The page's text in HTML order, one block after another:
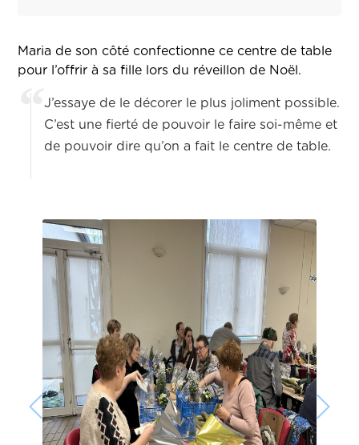
Maria de son côté confectionne ce centre de table
pour l’offrir à sa fille lors du réveillon de Noël.
J’essaye de le décorer le plus joliment possible.
C’est une fierté de pouvoir le faire soi-même et
de pouvoir dire qu’on a fait le centre de table.